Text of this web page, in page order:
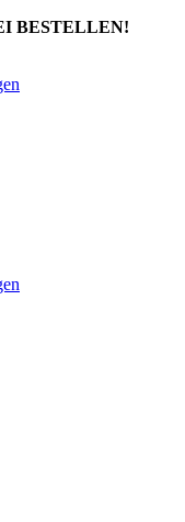
BESTELLEN!